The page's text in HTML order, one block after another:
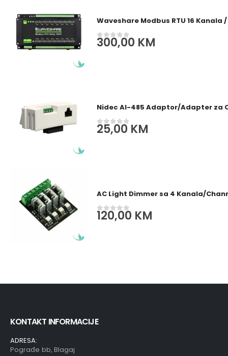
Waveshare Modbus RTU 16
0out of 5
300,00 KM
Nidec AI-485 Adaptor/Adapter za
0out of 5
25,00KM
AC Light Dimmer sa 4 Kanala/
out of 5
120,00 KM
KONTAKT INFORMACIJE
ADRESA:
Pograđe bb, Blagaj